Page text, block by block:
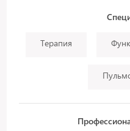
Терапия